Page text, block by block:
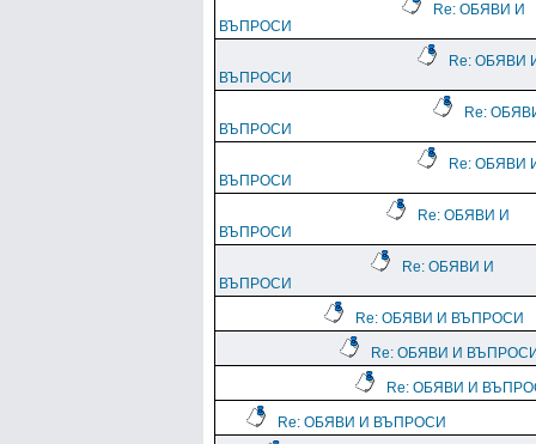
Re: ОБЯВИ И
ВЪПРОСИ
Re: ОБЯВИ
ВЪПРОСИ
Re:
ВЪПРОСИ
Re: ОБЯВИ
ВЪПРОСИ
Re: ОБЯВИ И
ВЪПРОСИ
Re: ОБЯВИ И
ВЪПРОСИ
Re: ОБЯВИ И ВЪПРОСИ
Re: ОБЯВИ И
Re: ОБЯВИ И
Re: ОБЯВИ И ВЪПРОСИ